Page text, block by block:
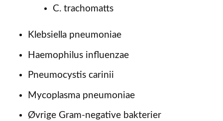
C. trachomatts
Klebsiella pneumoniae
Haemophilus influenzae
Pneumocystis carinii
Mycoplasma pneumoniae
Øvrige Gram-negative bakterier